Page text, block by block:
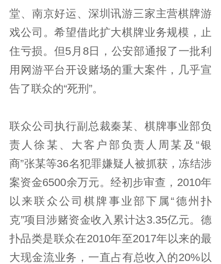
堂、南京好运、深圳讯游三家主营棋牌游
戏公司。希望借此扩大棋牌业务规模，止
住亏损。但5月8日，公安部通报了一批利
用网游平台开设赌场的重大案件，几乎宣
告了联众的“死刑”。
联众公司执行副总裁秦某、棋牌事业部负
责人徐某、大客户部负责人周某及“银
商”张某等36名犯罪嫌疑人被抓获，冻结涉
案资金6500余万元。经初步审查，2010年
以来联众公司棋牌事业部下属“德州扑
克”项目涉赌资金收入累计达3.35亿元。德
扑品类是联众在2010年至2017年以来的最
大现金流业务，一直占有总收入的20%以